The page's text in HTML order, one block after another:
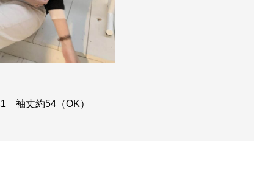
袖丈約54（OK）